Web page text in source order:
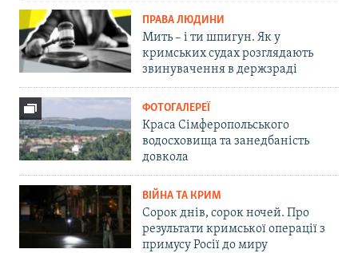
ПРАВА ЛЮДИНИ
Мить – і ти шпигун. Як у
кримських судах розглядають
звинувачення в держзраді
ФОТОГАЛЕРЕЇ
Краса Сімферопольського
водосховища та занедбаність
довкола
ВІЙНА ТА КРИМ
Сорок днів, сорок ночей. Про
результати кримської операції з
примусу Росії до миру